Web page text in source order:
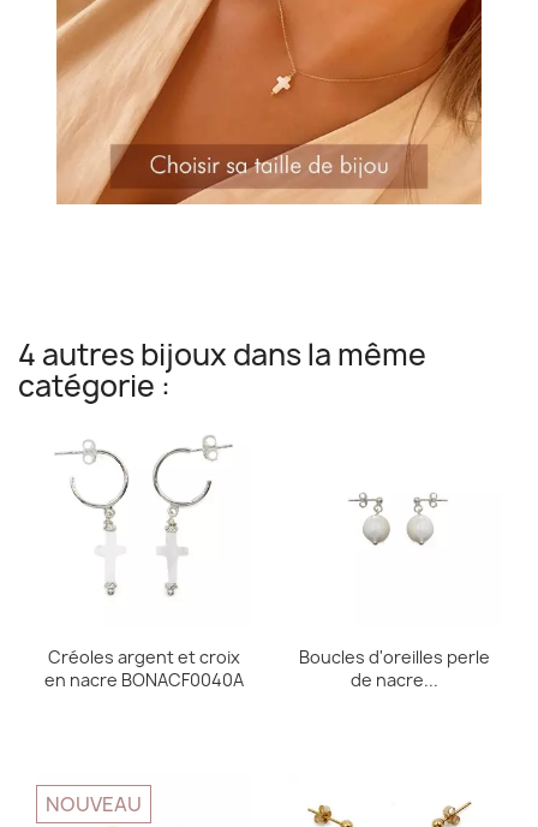
4 autres bijoux dans la même
catégorie :
Créoles argent et croix
en nacre BONACF0040A
Boucles d'oreilles perle
de nacre...
NOUVEAU